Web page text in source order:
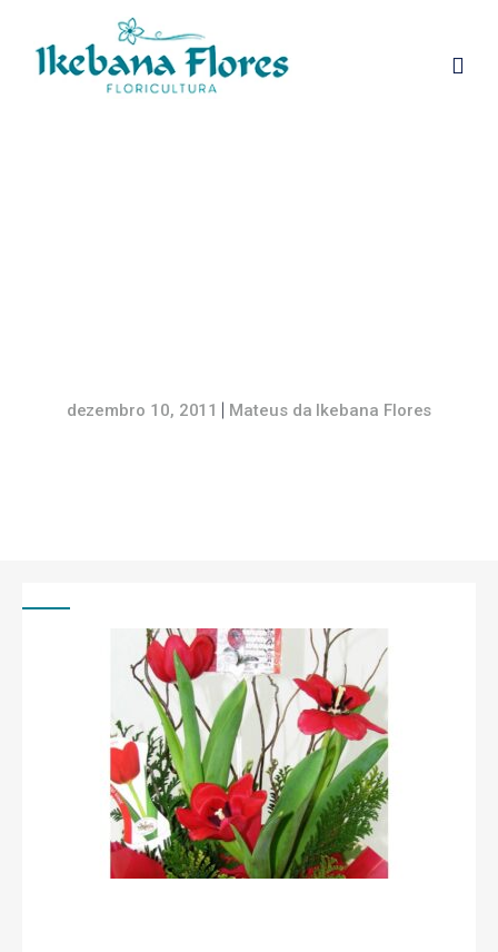
dezembro 10, 2011 Mateus da Ikebana Flores